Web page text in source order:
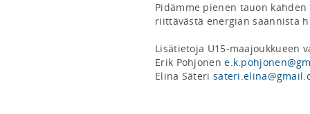
Pidämme pienen tauon
riittävästä energian saannista
Lisätietoja U15-maajoukkueen
Erik Pohjonen
Elina Säteri